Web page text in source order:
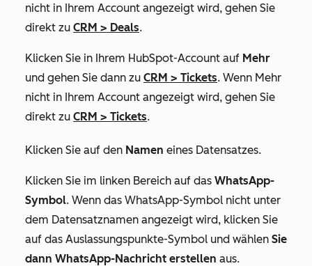
nicht in Ihrem Account angezeigt wird, gehen Sie
direkt zu CRM > Deals.
Klicken Sie in Ihrem HubSpot-Account auf Mehr
und gehen Sie dann zu CRM > Tickets. Wenn Mehr
nicht in Ihrem Account angezeigt wird, gehen Sie
direkt zu CRM > Tickets.
Klicken Sie auf den Namen eines Datensatzes.
Klicken Sie im linken Bereich auf das WhatsApp-
Symbol. Wenn das WhatsApp-Symbol nicht unter
dem Datensatznamen angezeigt wird, klicken Sie
auf das Auslassungspunkte-Symbol und wählen Sie
dann WhatsApp-Nachricht erstellen aus.